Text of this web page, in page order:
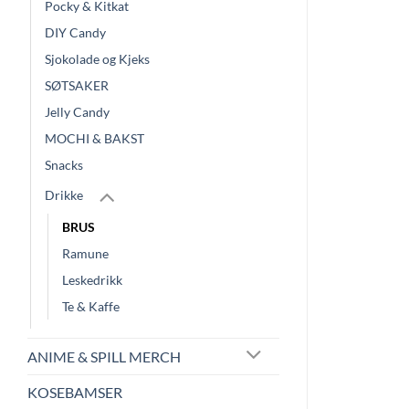
Pocky & Kitkat
DIY Candy
Sjokolade og Kjeks
SØTSAKER
Jelly Candy
MOCHI & BAKST
Snacks
Drikke
BRUS
Ramune
Leskedrikk
Te & Kaffe
ANIME & SPILL MERCH
KOSEBAMSER